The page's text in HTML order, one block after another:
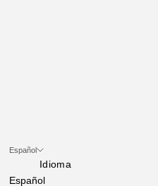
Español
Idioma
Español